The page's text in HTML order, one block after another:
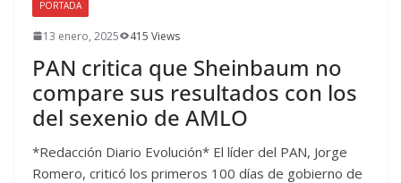
PORTADA
13 enero, 2025 415 Views
PAN critica que Sheinbaum no
compare sus resultados con los
del sexenio de AMLO
*Redacción Diario Evolución* El líder del PAN, Jorge
Romero, criticó los primeros 100 días de gobierno de